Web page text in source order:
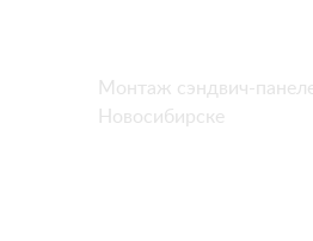
Монтаж сэндвич-
Новосибирске